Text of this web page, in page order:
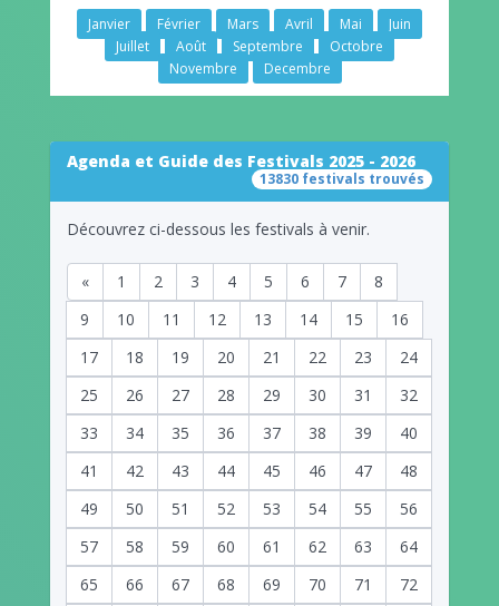
Janvier Février Mars Avril Mai
Juin
Juillet
Août Septembre
Octobre
Novembre
Decembre
Agenda et Guide des Festivals 2025 - 2026
13830 festivals trouvés
Découvrez ci-dessous les festivals à venir.
« 1 2 3 4 5 6 7
8
9
10 11 12 13 14 15
16
17
18 19 20 21 22 23
24
25
26 27 28 29 30 31
32
33
34 35 36 37 38 39
40
41
42 43 44 45 46 47
48
49
50 51 52 53 54 55
56
57
58 59 60 61 62 63
64
65
66 67 68 69 70 71
72